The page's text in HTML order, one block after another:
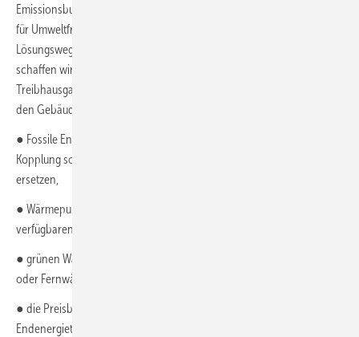
Emissionsbudgets“ nach den Vorschlägen des Sachverständigenrats
für Umweltfragen (SRU, 2020,
Lösungsweg vorgegeben und wird allgemein akzeptiert, doch wie
schaffen wir es in Deutschland und auch weltweit, die
Treibhausgasemissionen so schnell wie möglich weiter zu senken? Für
den Gebäudesektor gelingt dies mit folgenden Maßnahmen:
● Fossile Energieträger für die Hausheizung, die Kraft-Wärme-
Kopplung sowie Nah- und Fernwärmenetze schnellstmöglich
ersetzen,
● Wärmepumpen in Gebäuden sowie Photovoltaik-Anlagen auf allen
verfügbaren Dächern installieren,
● grünen Wasserstoff weiter fördern, ihn aber nicht in Gas-Heizungen
oder Fernwärmesystemen zu verheizen und
● die Preisbildung fossiler Brennstoffe und Strom als
Endenergieträger auf Basis gemeinsamer Emissionszertifikate nach